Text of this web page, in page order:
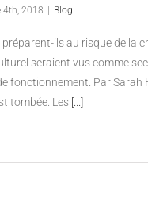
4th, 2018 Blog
ils au risque de la
seraient vus comme
fonctionnement. Par
tombée. Les [...]